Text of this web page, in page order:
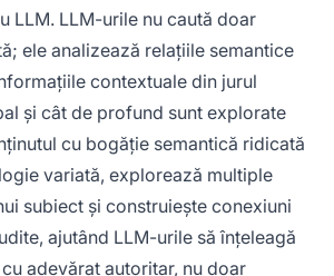
LLM. LLM-urile nu caută doar
ele analizează relațiile semantice
contextuale din jurul
și cât de profund sunt explorate
cu bogăție semantică ridicată
variată, explorează multiple
subiect și construiește conexiuni
ajutând LLM-urile să înțeleagă
adevărat autoritar, nu doar